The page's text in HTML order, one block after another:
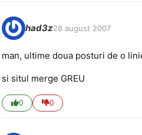
had3z28 august 2007
man, ultime doua posturi de o
si situl merge GREU
0 0